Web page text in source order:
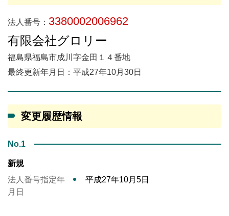
法人番号： 3380002006962
有限会社グロリー
福島県福島市成川字金田１４番地
最終更新年月日：平成27年10月30日
変更履歴情報
No.1
新規
法人番号指定年
月日
平成27年10月5日